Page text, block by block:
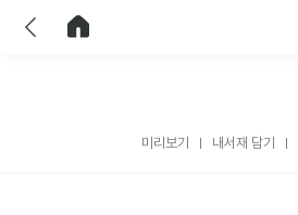
미리보기 내서재 담기